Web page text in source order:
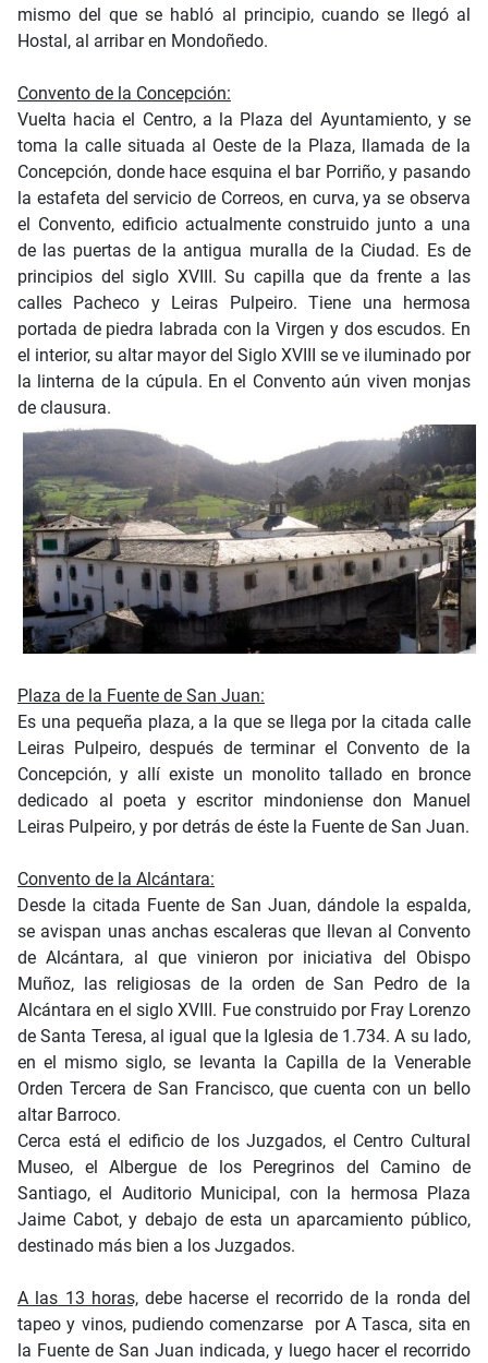
mismo del que se habló al principio, cuando se llegó al
Hostal, al arribar en Mondoñedo.
Convento de la Concepción:
Vuelta hacia el Centro, a la Plaza del Ayuntamiento, y se
toma la calle situada al Oeste de la Plaza, llamada de la
Concepción, donde hace esquina el bar Porriño, y pasando
la estafeta del servicio de Correos, en curva, ya se observa
el Convento, edificio actualmente construido junto a una
de las puertas de la antigua muralla de la Ciudad. Es de
principios del siglo XVIII. Su capilla que da frente a las
calles Pacheco y Leiras Pulpeiro. Tiene una hermosa
portada de piedra labrada con la Virgen y dos escudos. En
el interior, su altar mayor del Siglo XVIII se ve iluminado por
la linterna de la cúpula. En el Convento aún viven monjas
de clausura.
Plaza de la Fuente de San Juan:
Es una pequeña plaza, a la que se llega por la citada calle
Leiras Pulpeiro, después de terminar el Convento de la
Concepción, y allí existe un monolito tallado en bronce
dedicado al poeta y escritor mindoniense don Manuel
Leiras Pulpeiro, y por detrás de éste la Fuente de San Juan.
Convento de la Alcántara:
Desde la citada Fuente de San Juan, dándole la espalda,
se avispan unas anchas escaleras que llevan al Convento
de Alcántara, al que vinieron por iniciativa del Obispo
Muñoz, las religiosas de la orden de San Pedro de la
Alcántara en el siglo XVIII. Fue construido por Fray Lorenzo
de Santa Teresa, al igual que la Iglesia de 1.734. A su lado,
en el mismo siglo, se levanta la Capilla de la Venerable
Orden Tercera de San Francisco, que cuenta con un bello
altar Barroco.
Cerca está el edificio de los Juzgados, el Centro Cultural
Museo, el Albergue de los Peregrinos del Camino de
Santiago, el Auditorio Municipal, con la hermosa Plaza
Jaime Cabot, y debajo de esta un aparcamiento público,
destinado más bien a los Juzgados.
A las 13 horas,debe hacerse el recorrido de la ronda del
tapeo y vinos, pudiendo comenzarse por A Tasca, sita en
la Fuente de San Juan indicada, y luego hacer el recorrido